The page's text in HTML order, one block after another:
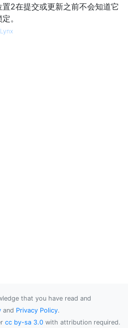
置2在提交或更新之前不会知道它
。
that you have read and
and Privacy Policy.
cc by-sa 3.0 with attribution required.